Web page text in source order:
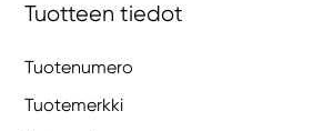
Tuotteen tiedot
Tuotenumero
Tuotemerkki